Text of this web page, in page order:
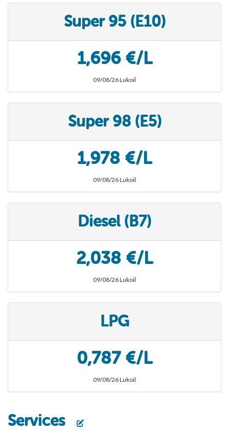
Super 95 (E10)
1,696 €/L
09/08/26 Lukoil
Super 98 (E5)
1,978 €/L
09/08/26 Lukoil
Diesel (B7)
2,038 €/L
09/08/26 Lukoil
LPG
0,787 €/L
09/08/26 Lukoil
Services